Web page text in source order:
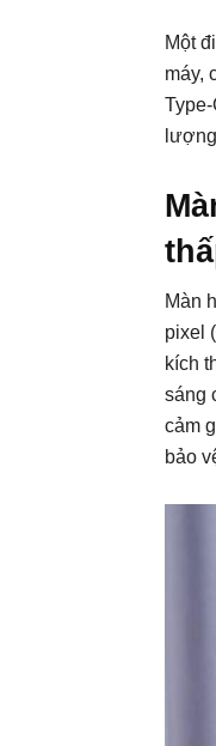
Một
máy,
Màn
pixel
kích
sáng
cảm
bảo